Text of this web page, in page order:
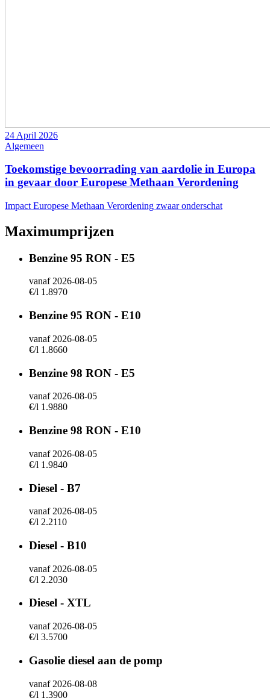
24 April 2026
Algemeen
Toekomstige bevoorrading van aardolie in Europa
in gevaar door Europese Methaan Verordening
Impact Europese Methaan Verordening zwaar onderschat
Maximumprijzen
Benzine 95 RON - E5
vanaf 2026-08-05
€/l 1.8970
Benzine 95 RON - E10
vanaf 2026-08-05
€/l 1.8660
Benzine 98 RON - E5
vanaf 2026-08-05
€/l 1.9880
Benzine 98 RON - E10
vanaf 2026-08-05
€/l 1.9840
Diesel - B7
vanaf 2026-08-05
€/l 2.2110
Diesel - B10
vanaf 2026-08-05
€/l 2.2030
Diesel - XTL
vanaf 2026-08-05
€/l 3.5700
Gasolie diesel aan de pomp
vanaf 2026-08-08
€/l 1.3900